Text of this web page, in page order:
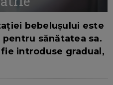
bebelușului este
sănătatea sa.
introduse gradual,